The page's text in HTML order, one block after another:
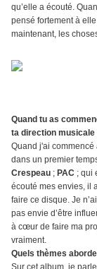
qu’elle a écouté.
pensé fortement à
maintenant, les
Quand tu as
ta direction musicale
Quand j'ai commencé
dans un premier
Crespeau ; PAC ; qui
écouté mes envies, il
faire ce disque. Je
pas envie d’être
à cœur de faire ma
vraiment.
Quels thèmes
Sur cet album, je